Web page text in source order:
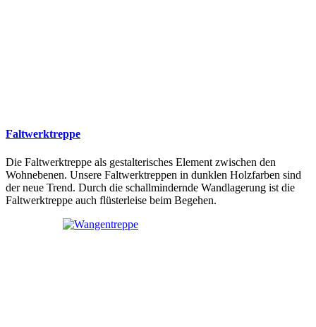
Faltwerktreppe
Die Faltwerktreppe als gestalterisches Element zwischen den
Wohnebenen. Unsere Faltwerktreppen in dunklen Holzfarben sind
der neue Trend. Durch die schallmindernde Wandlagerung ist die
Faltwerktreppe auch flüsterleise beim Begehen.